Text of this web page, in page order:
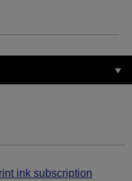
ink subscription